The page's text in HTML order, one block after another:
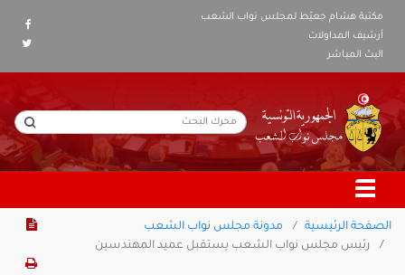
مكتبة هشام جعيّط لمجلس نواب الشعب
أرشيف المداولات
البث المباشر
الصفحة الرئيسية
مدونة مجلس نواب الشعب
رئيس مجلس نواب الشعب يستقبل عميد المهندسين